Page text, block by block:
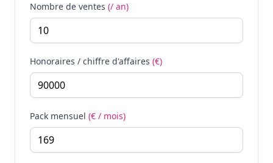
Nombre de ventes (/ an)
Honoraires / chiffre d'affaires (€)
Pack mensuel (€ / mois)